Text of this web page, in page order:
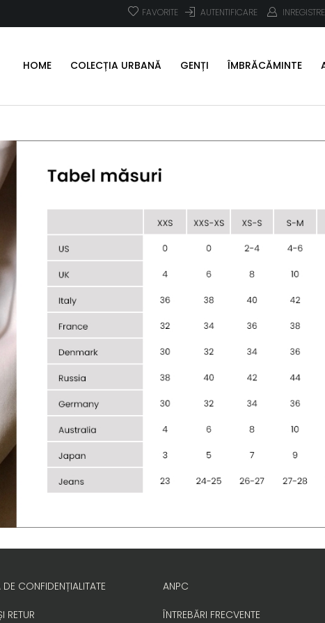
AUTENTIFICARE
FAVORITE
HOME COLECȚIA URBANĂ GENȚI ÎMBRĂCĂMINTE
CONFIDENȚIALITATE
RETUR
ANPC
ÎNTREBĂRI FRECVENTE